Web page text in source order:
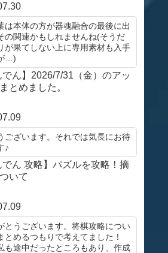
は本体の方が器魂融合の最後に出
の関連かもしれませんね(そうだ
が果てしない上に専用素材も入手
…)
でん】2026/7/31（金）のアッ
とめました。
ございます。それでは気長にお待
♪
でん 攻略】パズルを攻略！摘
いて
とうございます。将棋攻略につい
とめるつもりで考えてました！
も途中だったところもあり、作成